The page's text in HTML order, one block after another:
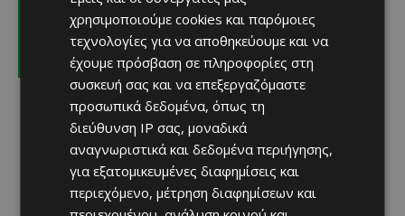
Παίζει με Ουνιόν Βερολίνου ο
Μπάντελι – Πόσο θα κάτσει ο Παζέ
Afentiko 08/08/2026
χρησιμοποιούμε cookies και παρόμοιες
τεχνολογίες για να αποθηκεύουμε και να
έχουμε πρόσβαση σε πληροφορίες στη
συσκευή σας και να επεξεργαζόμαστε
προσωπικά δεδομένα, όπως τη
διεύθυνση IP σας, μοναδικά
αναγνωριστικά και δεδομένα περιήγησης,
για εξατομικευμένες διαφημίσεις και
περιεχόμενο, μέτρηση διαφημίσεων και